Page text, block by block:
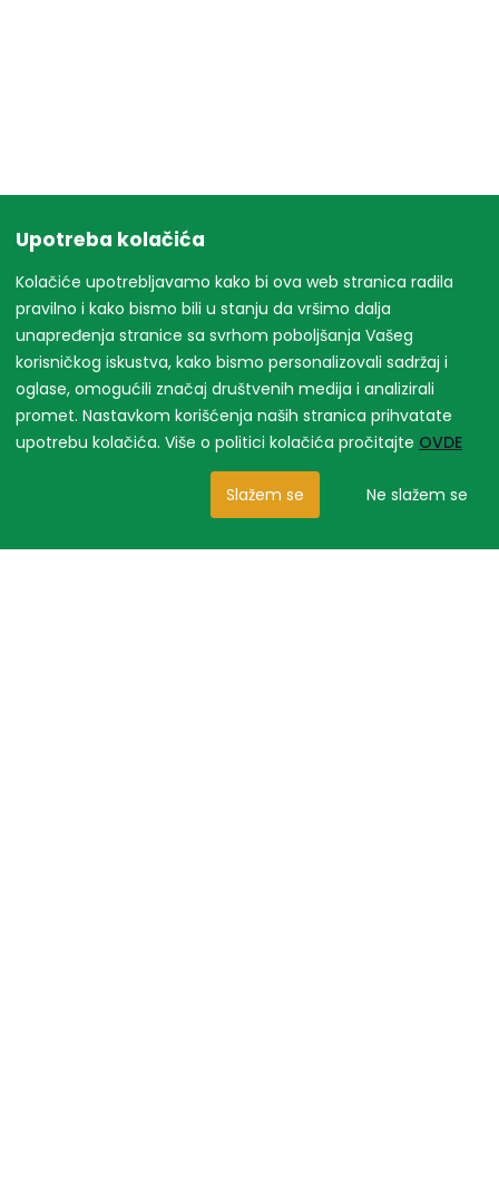
Upotreba kolačića
Kolačiće upotrebljavamo kako bi ova web stranica radila
pravilno i kako bismo bili u stanju da vršimo dalja
unapređenja stranice sa svrhom poboljšanja Vašeg
korisničkog iskustva, kako bismo personalizovali sadržaj i
oglase, omogućili značaj društvenih medija i analizirali
promet. Nastavkom korišćenja naših stranica prihvatate
upotrebu kolačića. Više o politici kolačića pročitajte OVDE
Slažem se Ne slažem se